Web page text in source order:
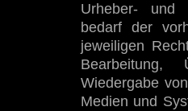
Urheber- und
bedarf der
jeweiligen
Bearbeitung,
Wiedergabe
Medien und